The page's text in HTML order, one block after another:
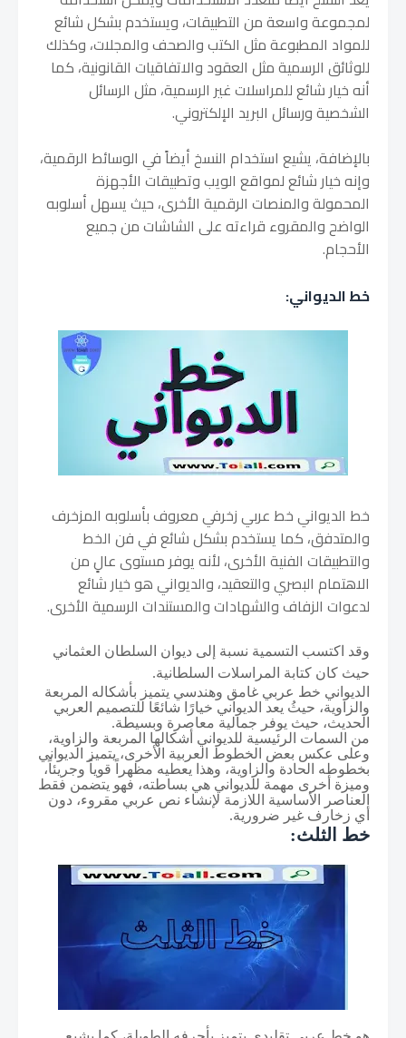
لمجموعة واسعة من التطبيقات، ويستخدم بشكل شائع
للمواد المطبوعة مثل الكتب والصحف والمجلات، وكذلك
للوثائق الرسمية مثل العقود والاتفاقيات القانونية، كما
أنه خيار شائع للمراسلات غير الرسمية، مثل الرسائل
الشخصية ورسائل البريد الإلكتروني.
بالإضافة، يشيع استخدام النسخ أيضاً في الوسائط الرقمية،
وإنه خيار شائع لمواقع الويب وتطبيقات الأجهزة
المحمولة والمنصات الرقمية الأخرى، حيث يسهل أسلوبه
الواضح والمقروء قراءته على الشاشات من جميع
الأحجام.
خط الديواني:
خط الديواني خط عربي زخرفي معروف بأسلوبه المزخرف
والمتدفق، كما يستخدم بشكل شائع في فن الخط
والتطبيقات الفنية الأخرى، لأنه يوفر مستوى عالٍ من
الاهتمام البصري والتعقيد، والديواني هو خيار شائع
لدعوات الزفاف والشهادات والمستندات الرسمية الأخرى.
وقد اكتسب التسمية نسبة إلى ديوان السلطان العثماني
حيث كان كتابة المراسلات السلطانية.
الديواني خط عربي غامق وهندسي يتميز بأشكاله المربعة
والزاوية، حيثُ يعد الديواني خيارًا شائعًا للتصميم العربي
الحديث، حيث يوفر جمالية معاصرة وبسيطة.
من السمات الرئيسية للديواني أشكالها المربعة والزاوية،
وعلى عكس بعض الخطوط العربية الأخرى، يتميز الديواني
بخطوطه الحادة والزاوية، وهذا يعطيه مظهراً قوياً وجريئاً،
وميزة أخرى مهمة للديواني هي بساطته، فهو يتضمن فقط
العناصر الأساسية اللازمة لإنشاء نص عربي مقروء، دون
أي زخارف غير ضرورية.
خط الثلث: